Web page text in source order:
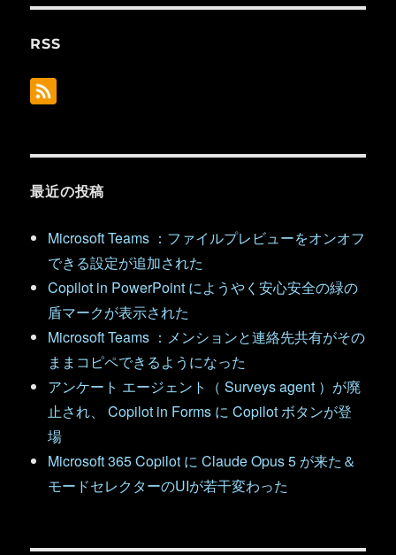
RSS
最近の投稿
Microsoft Teams ：ファイルプレビューをオンオフ
できる設定が追加された
Copilot in PowerPoint にようやく安心安全の緑の
盾マークが表示された
Microsoft Teams ：メンションと連絡先共有がその
ままコピペできるようになった
アンケート エージェント（ Surveys agent ）が廃
止され、 Copilot in Forms に Copilot ボタンが登
場
Microsoft 365 Copilot に Claude Opus 5 が来た＆
モードセレクターのUIが若干変わった